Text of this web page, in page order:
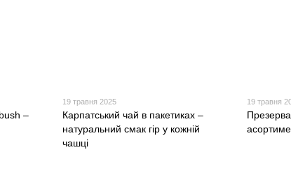
–
19 травня 2025
Карпатський чай в пакетиках –
натуральний смак гір у кожній
чашці
19 травня